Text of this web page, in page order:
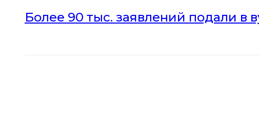
Более 90 тыс. заявлений подали в